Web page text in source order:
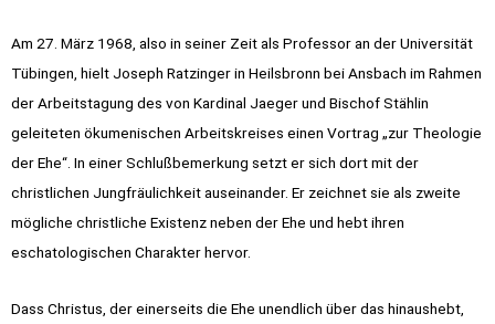
Am 27. März 1968, also in seiner Zeit als Professor an der Universität
Tübingen, hielt Joseph Ratzinger in Heilsbronn bei Ansbach im Rahmen
der Arbeitstagung des von Kardinal Jaeger und Bischof Stählin
geleiteten ökumenischen Arbeitskreises einen Vortrag „zur Theologie
der Ehe“. In einer Schlußbemerkung setzt er sich dort mit der
christlichen Jungfräulichkeit auseinander. Er zeichnet sie als zweite
mögliche christliche Existenz neben der Ehe und hebt ihren
eschatologischen Charakter hervor.
Dass Christus, der einerseits die Ehe unendlich über das hinaushebt,